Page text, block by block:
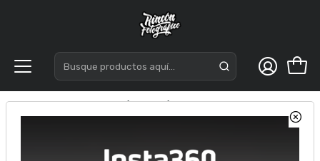
Inicio Óptica
Óptica Sony
Lente Sony FE 100 mm F2.8 Macro GM OSS